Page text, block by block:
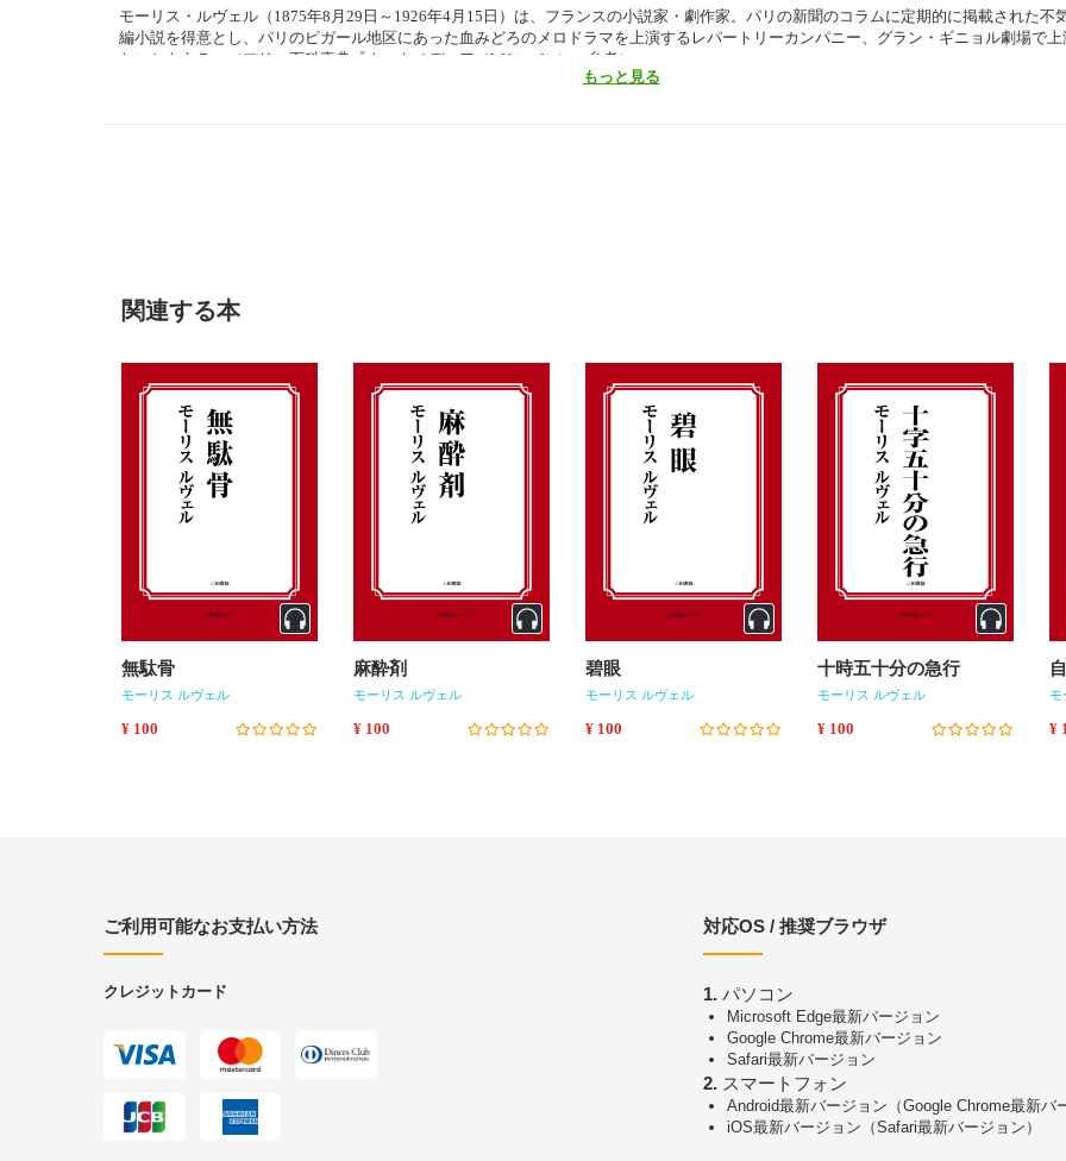
モーリス・ルヴェル（1875年8月29日～1926年4月15日）は、フランスの小説家・劇作家。パリの新聞のコラムに定期的に掲載された不
編小説を得意とし、パリのピガール地区にあった血みどろのメロドラマを上演するレパートリーカンパニー、グラン・ギニョル劇場で上
たこともある。（フリー百科事典『ウィキペディア（Wikipedia）』参考）
もっと見る
関連する本
無駄骨
モーリス ルヴェル
¥ 100
麻酔剤
モーリス ルヴェル
¥ 100
碧眼
モーリス ルヴェル
¥ 100
十時五十分の急行
モーリス ルヴェル
¥ 100
モ
¥
ご利用可能なお支払い方法
クレジットカード
対応OS / 推奨ブラウザ
1.パソコン
Microsoft Edge最新バージョン
Google Chrome最新バージョン
Safari最新バージョン
2.スマートフォン
Android最新バージョン（Google Chrome最新バ
iOS最新バージョン（Safari最新バージョン）